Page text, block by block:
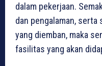
dalam pekerjaan.
dan pengalaman, serta
yang diemban, maka
fasilitas yang akan